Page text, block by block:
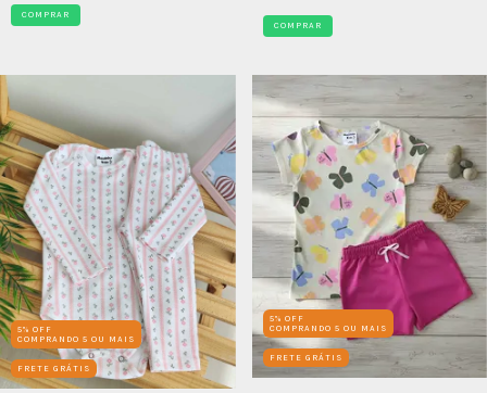
COMPRAR
COMPRAR
5% OFF
COMPRANDO 5 OU MAIS
FRETE GRÁTIS
5% OFF
COMPRANDO 5 OU MAIS
FRETE GRÁTIS